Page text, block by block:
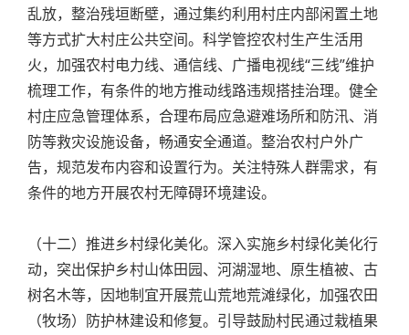
乱放，整治残垣断壁，通过集约利用村庄内部闲置土地
等方式扩大村庄公共空间。科学管控农村生产生活用
火，加强农村电力线、通信线、广播电视线“三线”维护
梳理工作，有条件的地方推动线路违规搭挂治理。健全
村庄应急管理体系，合理布局应急避难场所和防汛、消
防等救灾设施设备，畅通安全通道。整治农村户外广
告，规范发布内容和设置行为。关注特殊人群需求，有
条件的地方开展农村无障碍环境建设。
（十二）推进乡村绿化美化。深入实施乡村绿化美化行
动，突出保护乡村山体田园、河湖湿地、原生植被、古
树名木等，因地制宜开展荒山荒地荒滩绿化，加强农田
（牧场）防护林建设和修复。引导鼓励村民通过栽植果